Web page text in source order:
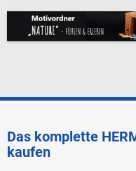
Das komplette
kaufen